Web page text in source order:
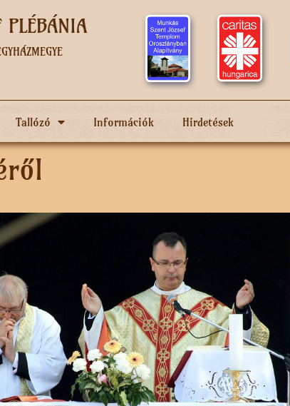
PLÉBÁNIA
Tallózó Információk Hirdetések